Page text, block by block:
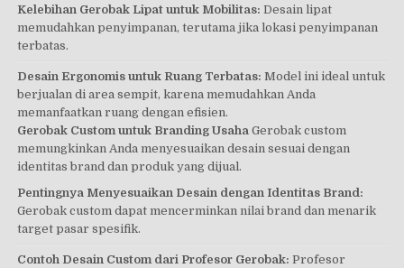
Kelebihan Gerobak Lipat untuk Mobilitas: Desain lipat
memudahkan penyimpanan, terutama jika lokasi penyimpanan
terbatas.
Desain Ergonomis untuk Ruang Terbatas: Model ini ideal untuk
berjualan di area sempit, karena memudahkan Anda
memanfaatkan ruang dengan efisien.
Gerobak Custom untuk Branding Usaha Gerobak custom
memungkinkan Anda menyesuaikan desain sesuai dengan
identitas brand dan produk yang dijual.
Pentingnya Menyesuaikan Desain dengan Identitas Brand:
Gerobak custom dapat mencerminkan nilai brand dan menarik
target pasar spesifik.
Contoh Desain Custom dari Profesor Gerobak: Profesor